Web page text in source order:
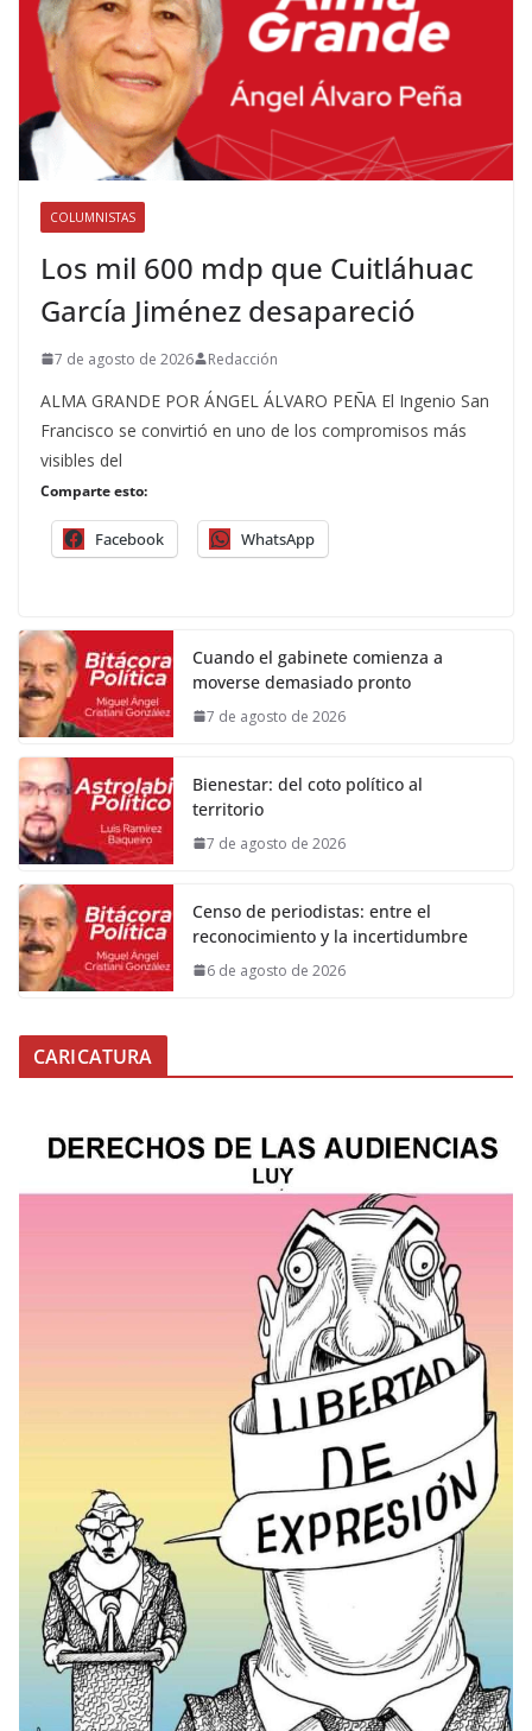
COLUMNISTAS
Los mil 600 mdp que Cuitláhuac
García Jiménez desapareció
7 de agosto de 2026 Redacción
ALMA GRANDE POR ÁNGEL ÁLVARO PEÑA El Ingenio San
Francisco se convirtió en uno de los compromisos más
visibles del
Comparte esto:
Facebook WhatsApp
Cuando el gabinete comienza a
moverse demasiado pronto
7 de agosto de 2026
Bienestar: del coto político al
territorio
7 de agosto de 2026
Censo de periodistas: entre el
reconocimiento y la incertidumbre
6 de agosto de 2026
CARICATURA